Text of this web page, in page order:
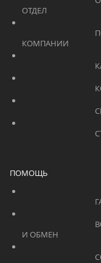
ПОМОЩЬ